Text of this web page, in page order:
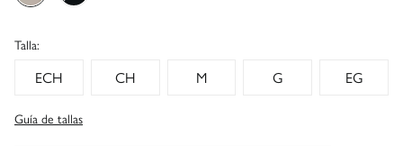
Talla:
ECH CH M G EG
Guía de tallas